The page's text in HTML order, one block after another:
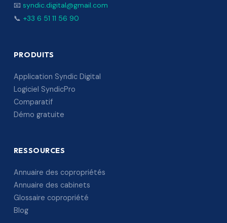
📧 syndic.digital@gmail.com
📞 +33 6 51 11 56 90
PRODUITS
Application Syndic Digital
Logiciel SyndicPro
Comparatif
Démo gratuite
RESSOURCES
Annuaire des copropriétés
Annuaire des cabinets
Glossaire copropriété
Blog